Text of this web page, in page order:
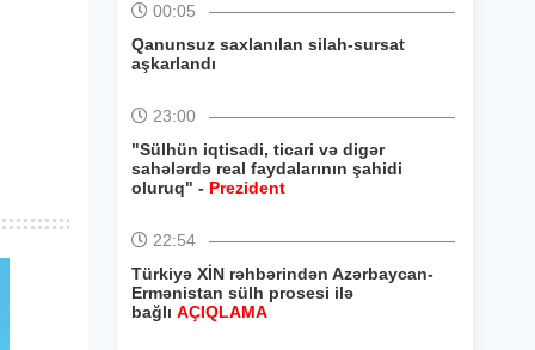
00:05
Qanunsuz saxlanılan silah-sursat
aşkarlandı
23:00
"Sülhün iqtisadi, ticari və digər
sahələrdə real faydalarının şahidi
oluruq" - Prezident
22:54
Türkiyə XİN rəhbərindən Azərbaycan-
Ermənistan sülh prosesi ilə
bağlı AÇIQLAMA